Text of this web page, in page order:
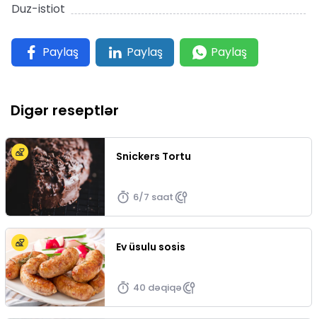
Paylaş Paylaş Paylaş
Duz-istiot
Digər reseptlər
Snickers Tortu
6/7 saat
Ev üsulu sosis
40 dəqiqə